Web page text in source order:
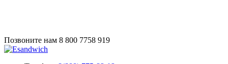
Позвоните нам 8 800 7758 919